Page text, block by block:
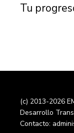
Tu
(c) 2013-2026
Desarrollo
Contacto: